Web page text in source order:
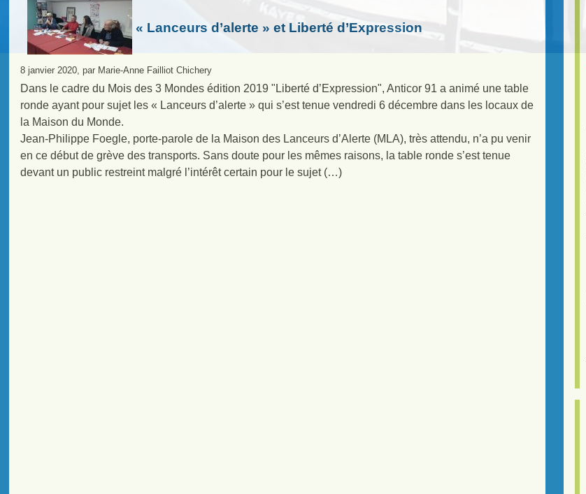
« Lanceurs d’alerte » et Liberté d’Expression
8 janvier 2020, par Marie-Anne Failliot Chichery
Dans le cadre du Mois des 3 Mondes édition 2019 "Liberté d’Expression", Anticor 91 a animé une table
ronde ayant pour sujet les « Lanceurs d’alerte » qui s’est tenue vendredi 6 décembre dans les locaux de
la Maison du Monde.
Jean-Philippe Foegle, porte-parole de la Maison des Lanceurs d’Alerte (MLA), très attendu, n’a pu venir
en ce début de grève des transports. Sans doute pour les mêmes raisons, la table ronde s’est tenue
devant un public restreint malgré l’intérêt certain pour le sujet (…)